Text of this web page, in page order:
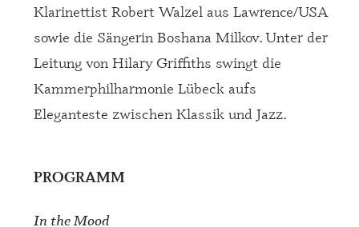
Klarinettist Robert Walzel aus Lawrence/USA
sowie die Sängerin Boshana Milkov. Unter der
Leitung von Hilary Griffiths swingt die
Kammerphilharmonie Lübeck aufs
Eleganteste zwischen Klassik und Jazz.
PROGRAMM
In the Mood